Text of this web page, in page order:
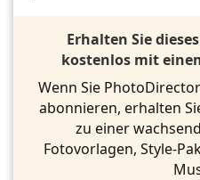
Erhalten Sie
kostenlos mit
Wenn Sie
abonnieren, erhalten
zu einer
Fotovorlagen, Style-